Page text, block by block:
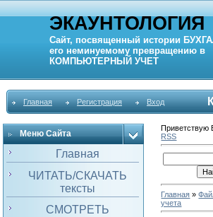
ЭКАУНТОЛОГИЯ
Сайт, посвященный истории
его неминуемому превращению в
КОМПЬЮТЕРНЫЙ УЧЕТ
Главная Регистрация Вход
Меню Сайта
Главная
ЧИТАТЬ/СКАЧАТЬ
тексты
СМОТРЕТЬ
Приветствую
RSS
Главная »
учета